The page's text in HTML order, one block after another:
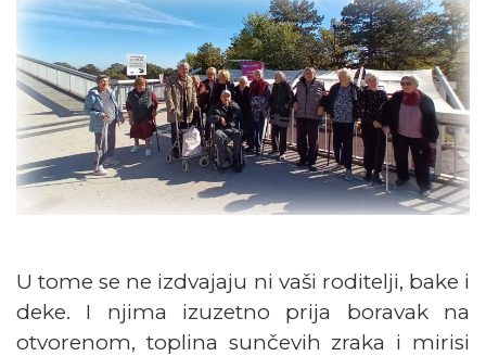
U tome se ne izdvajaju ni vaši roditelji, bake i
deke. I njima izuzetno prija boravak na
otvorenom, toplina sunčevih zraka i mirisi